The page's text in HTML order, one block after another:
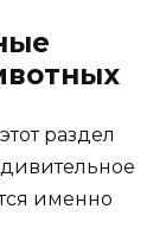
раздел
именно